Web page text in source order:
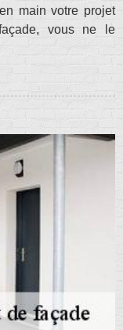
main votre projet
vous ne le